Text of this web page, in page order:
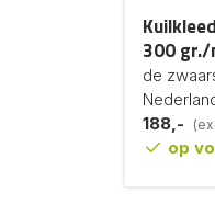
300 gr./
de
188,-
op